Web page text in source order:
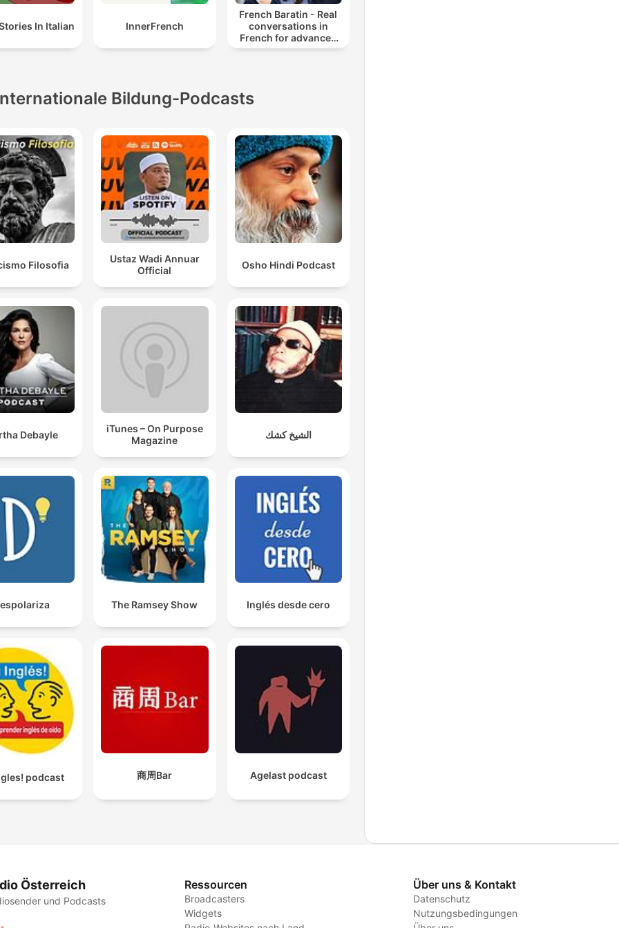
In Italian InnerFrench
French Baratin - Real
conversations in
French for advanced
learners, débats en
Bildung-Podcasts
Filosofia
Ustaz Wadi Annuar
Official
Osho Hindi Podcast
Debayle
iTunes – On Purpose
Magazine
الشيخ كشك
The Ramsey Show Inglés desde cero
podcast 商周Bar Agelast podcast
Österreich
und Podcasts
Ressourcen
Broadcasters
Widgets
Über uns & Kontakt
Datenschutz
Nutzungsbedingungen